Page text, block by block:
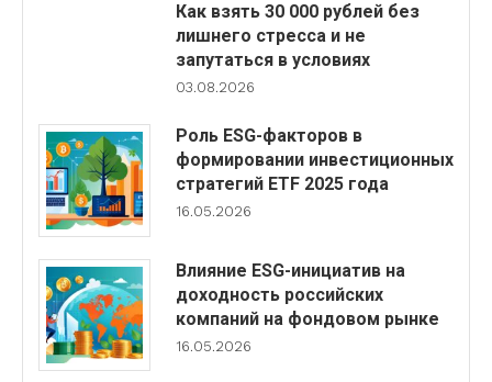
Как взять 30 000 рублей без
лишнего стресса и не
запутаться в условиях
03.08.2026
Роль ESG-факторов в
формировании инвестиционных
стратегий ETF 2025 года
16.05.2026
Влияние ESG-инициатив на
доходность российских
компаний на фондовом рынке
16.05.2026